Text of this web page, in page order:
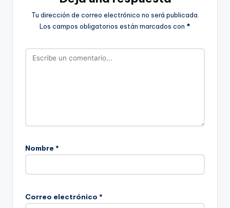
Tu dirección de correo electrónico no será publicada.
Los campos obligatorios están marcados con *
Nombre *
Correo electrónico *